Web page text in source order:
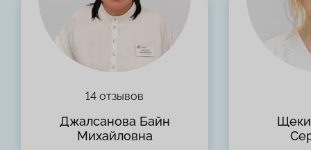
14 отзывов
Джалсанова Байн
Михайловна